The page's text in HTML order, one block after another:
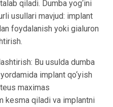
qiladi. Dumba yog‘ini
usullari mavjud: implant
foydalanish yoki gialuron
Bu usulda dumba
implant qo‘yish
maximas
kesma qiladi va implantni